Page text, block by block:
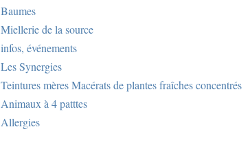
Baumes
Miellerie de la source
infos, événements
Les Synergies
Teintures mères Macérats de plantes fraîches concentrés
Animaux à 4 patttes
Allergies